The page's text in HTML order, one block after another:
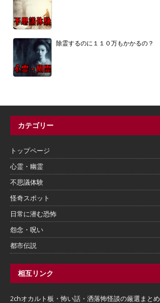
除霊するのに１１０万もかかるの？
カテゴリー
トップページ
心霊・幽霊
不思議体験
怪奇スポット
日常に潜む恐怖
怨念・呪い
都市伝説
相互リンク
2chオカルト板・怖い話・洒落怖怪談の厳選まとめ